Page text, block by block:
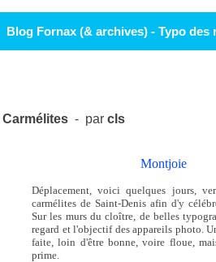
Blog Fornax (& archives) - Typo des
Carmélites - parcls
Montjoie
Déplacement, voici quelques jours,
carmélites de Saint-Denis afin d'y
Sur les murs du cloître, de belles
regard et l'objectif des appareils photo.
faite, loin d'être bonne, voire floue,
prime.